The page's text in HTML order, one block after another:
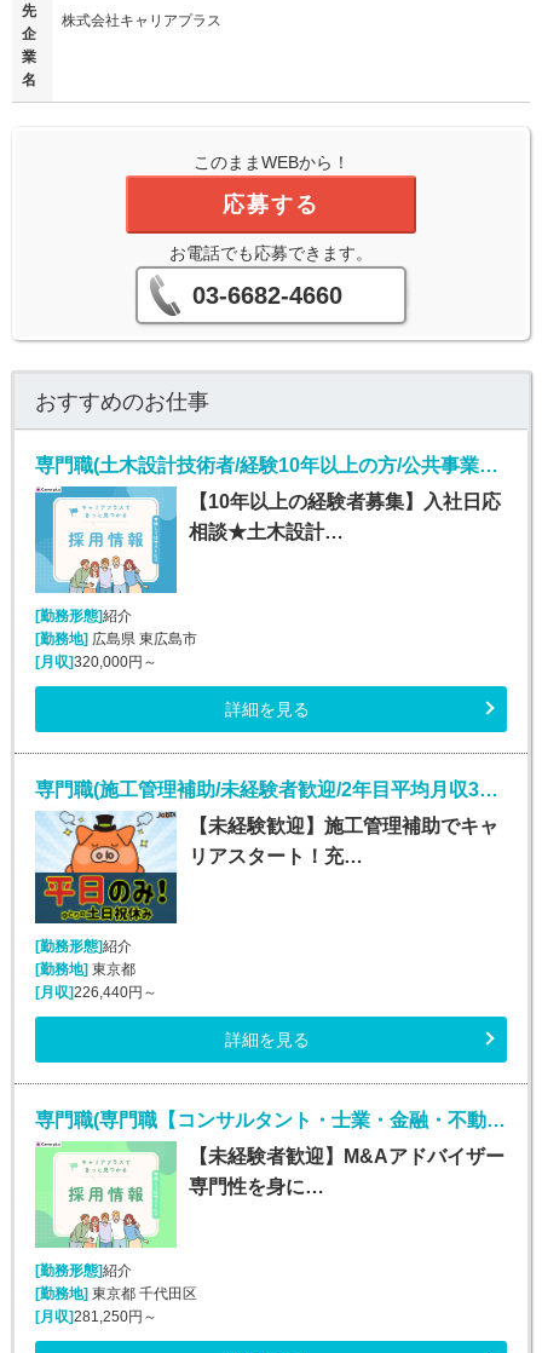
先
企
業
名
株式会社キャリアプラス
このままWEBから！
応募する
お電話でも応募できます。
03-6682-4660
おすすめのお仕事
専門職(土木設計技術者/経験10年以上の方/公共事業の元請け)
【10年以上の経験者募集】入社日応
相談★土木設計…
[勤務形態]紹介
[勤務地]広島県 東広島市
[月収]320,000円～
詳細を見る
専門職(施工管理補助/未経験者歓迎/2年目平均月収30万以上)
【未経験歓迎】施工管理補助でキャ
リアスタート！充…
[勤務形態]紹介
[勤務地] 東京都
[月収]226,440円～
詳細を見る
専門職(専門職【コンサルタント・士業・金融・不動産】/未経験OK)
【未経験者歓迎】M&Aアドバイザー
専門性を身に…
[勤務形態]紹介
[勤務地] 東京都 千代田区
[月収]281,250円～